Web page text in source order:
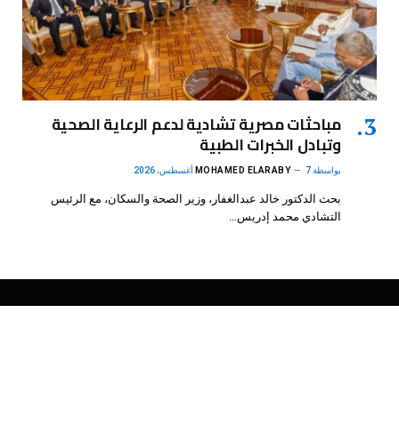
مباحثات مصرية تشادية لدعم الرعاية الصحية
وتبادل الخبرات الطبية
بواسطة MOHAMED ELARABY 7 أغسطس، 2026
بحث الدكتور خالد عبدالغفار، وزير الصحة والسكان، مع الرئيس
التشادي محمد إدريس…